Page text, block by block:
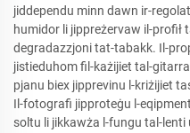
jiddependu minn dawn ir-
humidor li jippreżervaw il-profił
degradazzjoni tat-tabakk. Il-
jistieduhom fil-każijiet tal-
pjanu biex jipprevinu l-kriżijiet
Il-fotografi jipproteġu l-
soltu li jikkawża l-fungu tal-